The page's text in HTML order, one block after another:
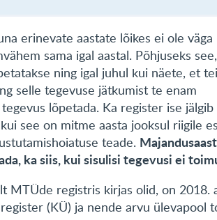
erinevate aastate lõikes ei ole väga
sama igal aastal. Põhjuseks
ning igal juhul kui näete, et
selle tegevuse jätkumist te enam
lõpetada. Ka register ise
see on mitme aasta jooksul riigile
teade.
ka siis, kui sisulisi tegevusi ei
MTÜde registris kirjas olid, on 2018.
(KÜ) ja nende arvu ülevapool